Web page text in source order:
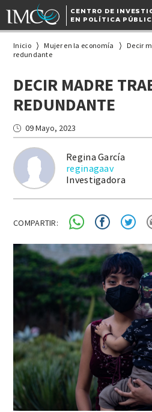
CENTRO DE
EN POLÍTICA
Inicio Mujer en la economía
Decir
redundante
DECIR MADRE
REDUNDANTE
Regina García
reginagaav
Investigadora
09 Mayo, 2023
COMPARTIR: